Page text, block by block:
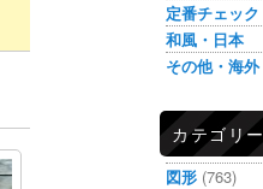
定番チェック
和風・日本
その他・海外
カテゴリー
図形 (763)